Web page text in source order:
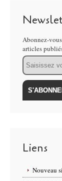
Abonnez-
articles
Email
Liens
Nouveau